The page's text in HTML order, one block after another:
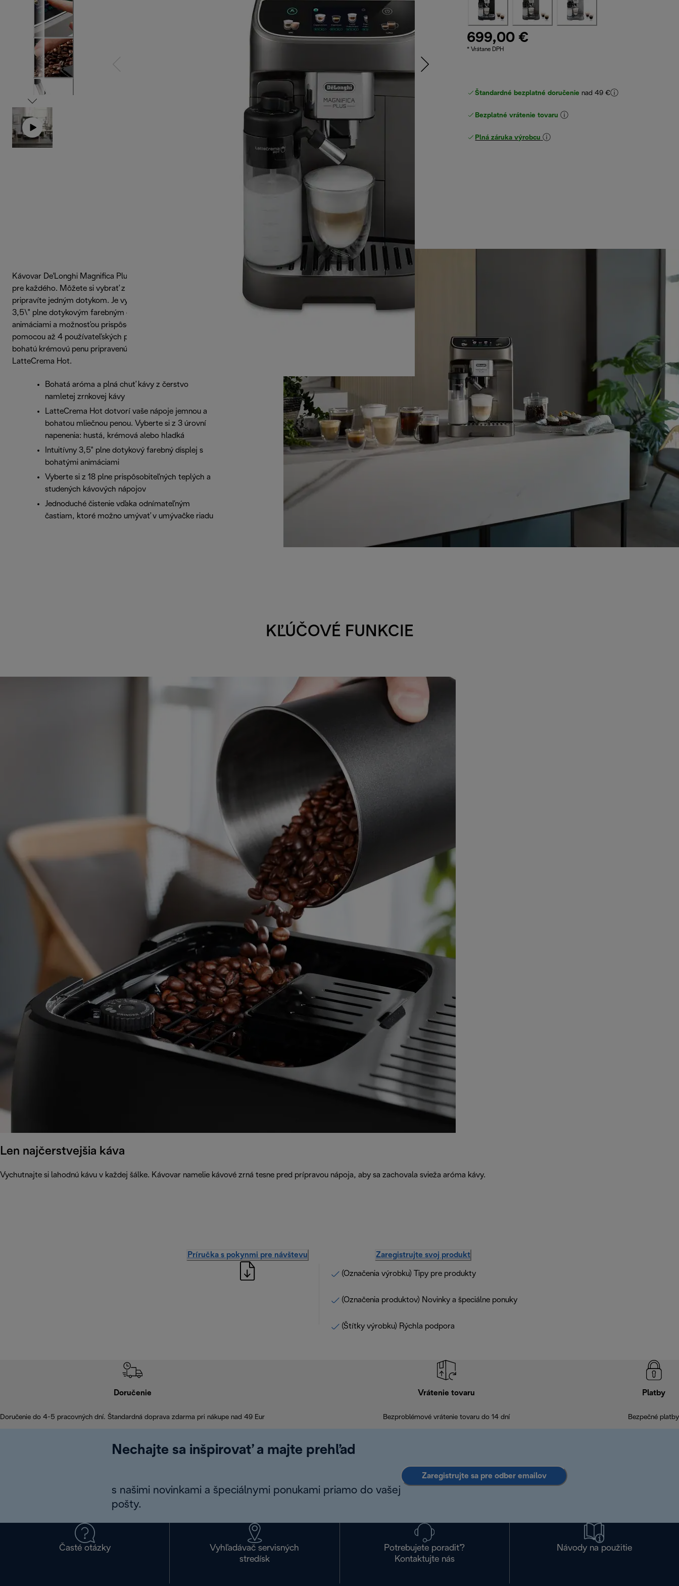
699,00 €
* Vrátane DPH
Štandardné bezplatné doručenie nad 49 €
Bezplatné vrátenie tovaru
Plná záruka výrobcu
Kávovar De'Longhi Magnifica Plus pripraví lahodnú kávu
pre každého. Môžete si vybrať z 18 nápojov, ktoré
pripravíte jedným dotykom. Je vybavený pohlcujúcim
3,5\" plne dotykovým farebným displejom s bohatými
animáciami a možnosťou prispôsobiť si obľúbené nápoje
pomocou až 4 používateľských profilov. Vychutnajte si
bohatú krémovú penu pripravenú technológiou
LatteCrema Hot.
Bohatá aróma a plná chuť kávy z čerstvo
namletej zrnkovej kávy
LatteCrema Hot dotvorí vaše nápoje jemnou a
bohatou mliečnou penou. Vyberte si z 3 úrovní
napenenia: hustá, krémová alebo hladká
Intuitívny 3,5" plne dotykový farebný displej s
bohatými animáciami
Vyberte si z 18 plne prispôsobiteľných teplých a
studených kávových nápojov
Jednoduché čistenie vďaka odnímateľným
častiam, ktoré možno umývať v umývačke riadu
KĽÚČOVÉ FUNKCIE
Len najčerstvejšia káva
Vychutnajte si lahodnú kávu v každej šálke. Kávovar namelie kávové zrná tesne pred prípravou nápoja, aby sa zachovala svieža aróma kávy.
Príručka s pokynmi pre návštevu Zaregistrujte svoj produkt
(Označenia výrobku) Tipy pre produkty
(Označenia produktov) Novinky a špeciálne ponuky
(Štítky výrobku) Rýchla podpora
Doručenie
Doručenie do 4-5 pracovných dní. Štandardná doprava zdarma pri nákupe nad 49 Eur
Vrátenie tovaru
Bezproblémové vrátenie tovaru do 14 dní
Platby
Bezpečné platby
Nechajte sa inšpirovať a majte prehľad
s našimi novinkami a špeciálnymi ponukami priamo do vašej
pošty.
Zaregistrujte sa pre odber emailov
Časté otázky
Vyhľadávač servisných
stredísk
Potrebujete poradiť?
Kontaktujte nás
Návody na použitie